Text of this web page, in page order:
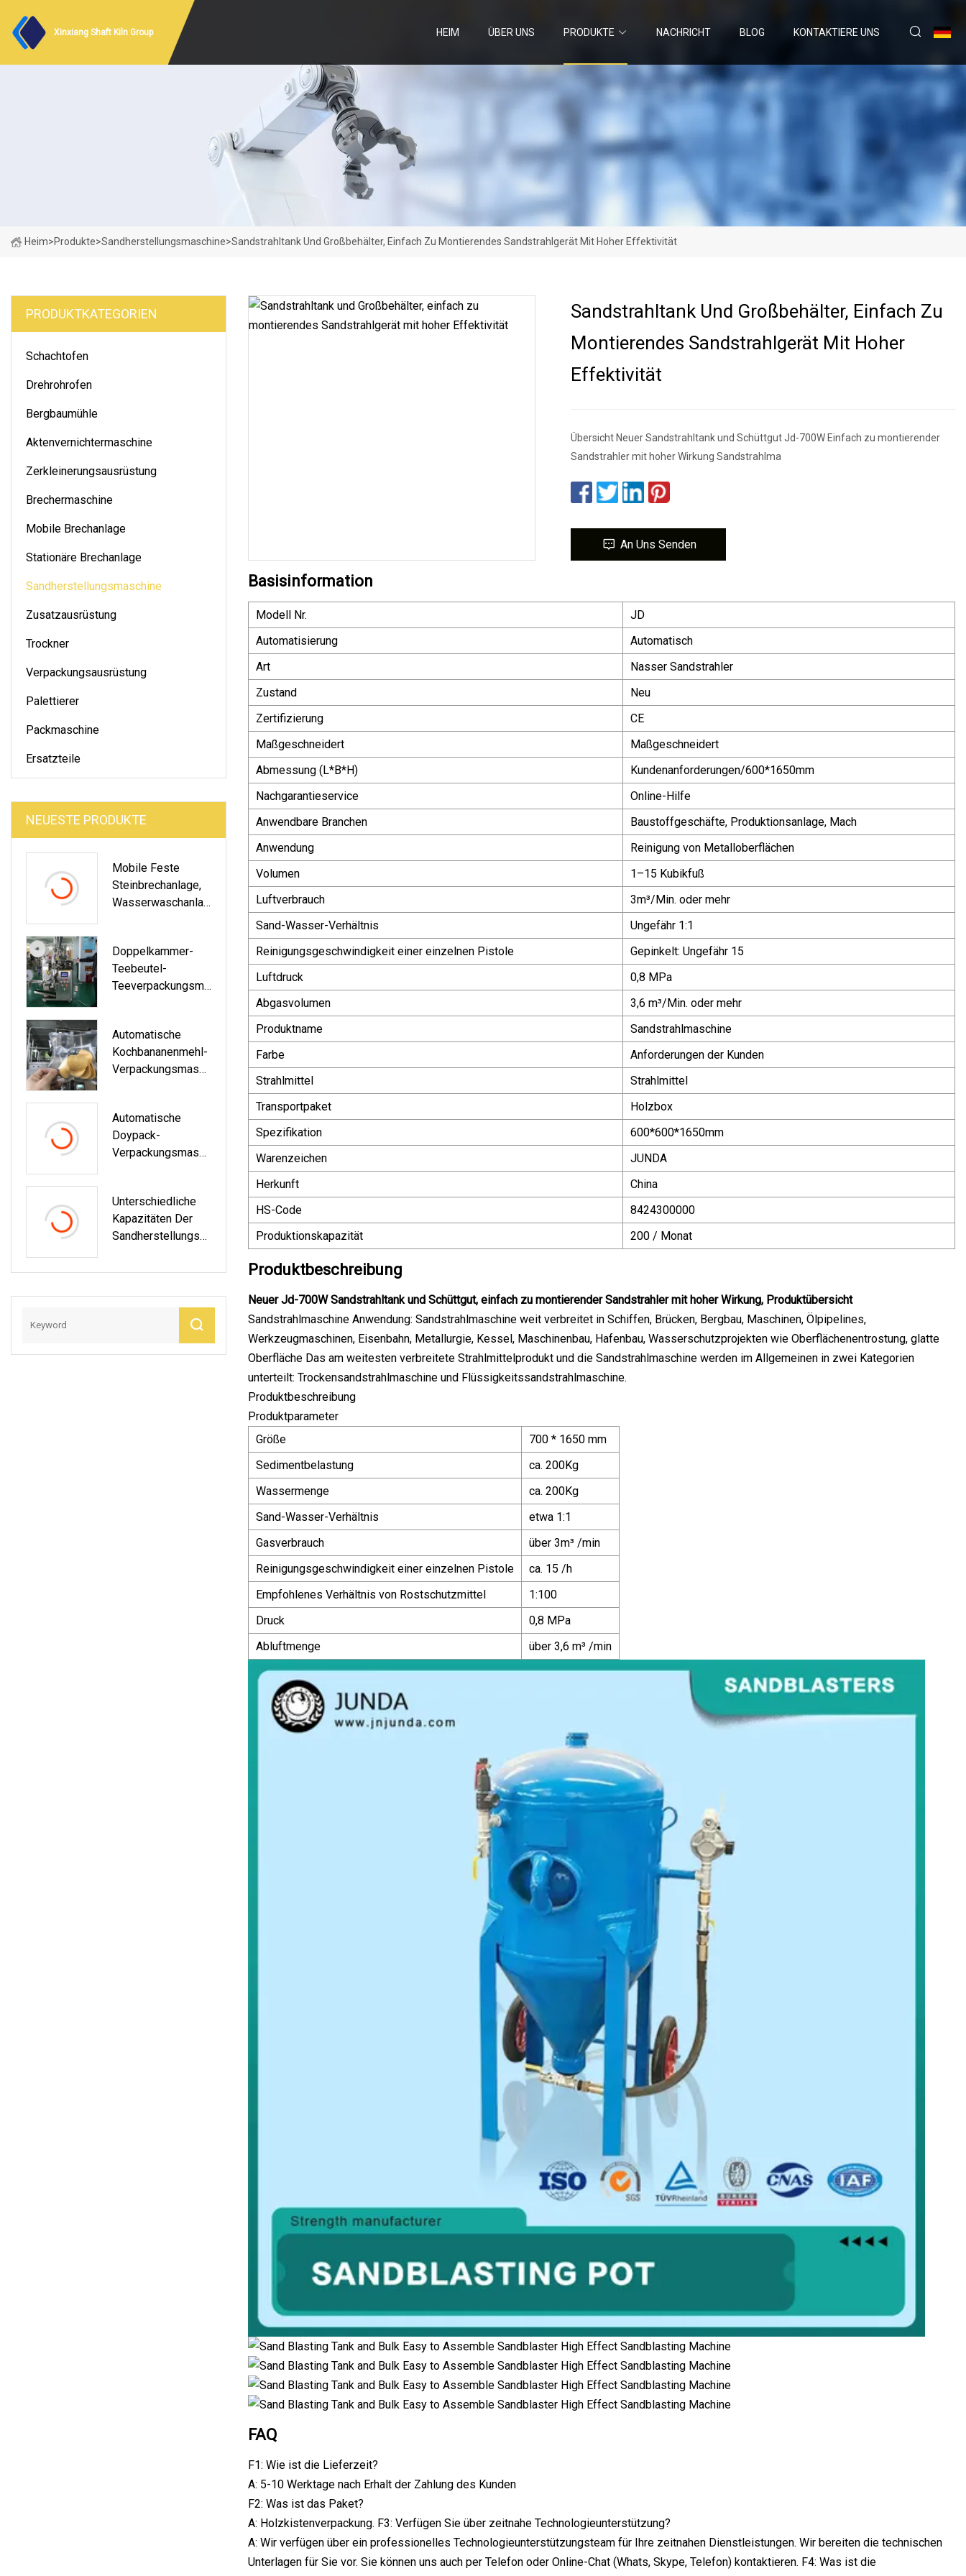
Xinxiang Shaft Kiln Group HEIM ÜBER UNS PRODUKTE NACHRICHT BLOG KONTAKTIERE UNS
Heim>Produkte>Sandherstellungsmaschine>Sandstrahltank Und Großbehälter, Einfach Zu Montierendes Sandstrahlgerät Mit Hoher Effektivität
PRODUKTKATEGORIEN
Schachtofen
Drehrohrofen
Bergbaumühle
Aktenvernichtermaschine
Zerkleinerungsausrüstung
Brechermaschine
Mobile Brechanlage
Stationäre Brechanlage
Sandherstellungsmaschine
Zusatzausrüstung
Trockner
Verpackungsausrüstung
Palettierer
Packmaschine
Ersatzteile
NEUESTE PRODUKTE
Mobile Feste
Steinbrechanlage,
Wasserwaschanlag
Chine
Doppelkammer-
Teebeutel-
Teeverpackungsma
Ung Innen Und
Außen
Automatische
Kochbananenmehl-
Verpackungsmasch
Tung
Automatische
Doypack-
Verpackungsmasch
Beutel Für
Lebensmittel Wie
Tiernahrung,
Desserts
Unterschiedliche
Kapazitäten Der
Sandherstellungsm
Der Sandproduktion
Sandstrahltank Und Großbehälter, Einfach Zu
Montierendes Sandstrahlgerät Mit Hoher
Effektivität
Übersicht Neuer Sandstrahltank und Schüttgut Jd-700W Einfach zu montierender
Sandstrahler mit hoher Wirkung Sandstrahlma
An Uns Senden
Basisinformation
Modell Nr.
JD
Automatisierung
Automatisch
Art
Nasser Sandstrahler
Zustand
Neu
Zertifizierung
CE
Maßgeschneidert
Maßgeschneidert
Abmessung (L*B*H)
Kundenanforderungen/600*1650mm
Nachgarantieservice
Online-Hilfe
Anwendbare Branchen
Baustoffgeschäfte, Produktionsanlage, Mach
Anwendung
Reinigung von Metalloberflächen
Volumen
1–15 Kubikfuß
Luftverbrauch
3m³/Min. oder mehr
Sand-Wasser-Verhältnis
Ungefähr 1:1
Reinigungsgeschwindigkeit einer einzelnen Pistole
Gepinkelt: Ungefähr 15
Luftdruck
0,8 MPa
Abgasvolumen
3,6 m³/Min. oder mehr
Produktname
Sandstrahlmaschine
Farbe
Anforderungen der Kunden
Strahlmittel
Strahlmittel
Transportpaket
Holzbox
Spezifikation
600*600*1650mm
Warenzeichen
JUNDA
Herkunft
China
HS-Code
8424300000
Produktionskapazität
200 / Monat
Produktbeschreibung
Neuer Jd-700W Sandstrahltank und Schüttgut, einfach zu montierender Sandstrahler mit hoher Wirkung, Produktübersicht
Sandstrahlmaschine Anwendung: Sandstrahlmaschine weit verbreitet in Schiffen, Brücken, Bergbau, Maschinen, Ölpipelines,
Werkzeugmaschinen, Eisenbahn, Metallurgie, Kessel, Maschinenbau, Hafenbau, Wasserschutzprojekten wie Oberflächenentrostung, glatte
Oberfläche Das am weitesten verbreitete Strahlmittelprodukt und die Sandstrahlmaschine werden im Allgemeinen in zwei Kategorien
unterteilt: Trockensandstrahlmaschine und Flüssigkeitssandstrahlmaschine.
Produktbeschreibung
Produktparameter
Größe
700 * 1650 mm
Sedimentbelastung
ca. 200Kg
Wassermenge
ca. 200Kg
Sand-Wasser-Verhältnis
etwa 1:1
Gasverbrauch
über 3m³ /min
Reinigungsgeschwindigkeit einer einzelnen Pistole
ca. 15 /h
Empfohlenes Verhältnis von Rostschutzmittel
1:100
Druck
0,8 MPa
Abluftmenge
über 3,6 m³ /min
FAQ
F1: Wie ist die Lieferzeit?
A: 5-10 Werktage nach Erhalt der Zahlung des Kunden
F2: Was ist das Paket?
A: Holzkistenverpackung. F3: Verfügen Sie über zeitnahe Technologieunterstützung?
A: Wir verfügen über ein professionelles Technologieunterstützungsteam für Ihre zeitnahen Dienstleistungen. Wir bereiten die technischen
Unterlagen für Sie vor. Sie können uns auch per Telefon oder Online-Chat (Whats, Skype, Telefon) kontaktieren. F4: Was ist die